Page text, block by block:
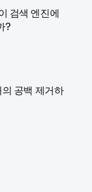
검색 엔진에
?
공백 제거하